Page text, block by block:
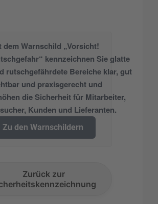
dem Warnschild „Vorsicht!
kennzeichnen Sie glatte
rutschgefährdete Bereiche klar, gut
und praxisgerecht und
die Sicherheit für Mitarbeiter,
Kunden und Lieferanten.
Zu den Warnschildern
Zurück zur